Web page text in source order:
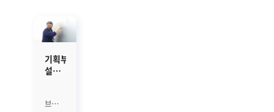
기획부터
설계,
다재다능한
브레인즈컴퍼니